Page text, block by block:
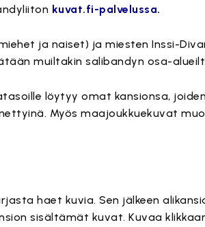
kuvat.fi-palvelussa.
ja naiset) ja miesten Inssi-
muiltakin salibandyn osa-
löytyy omat kansionsa,
Myös maajoukkuekuvat
haet kuvia. Sen jälkeen
sisältämät kuvat. Kuvaa